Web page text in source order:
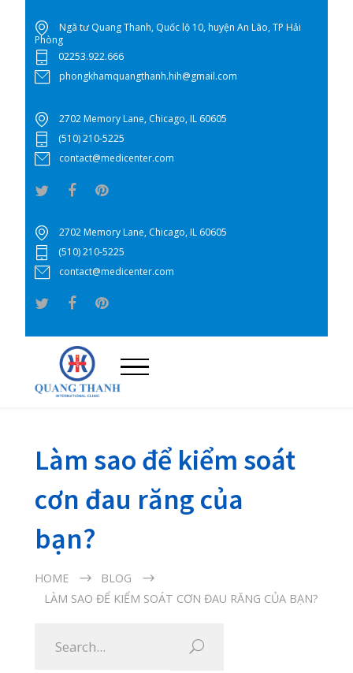
Ngã tư Quang Thanh, Quốc lộ 10, huyện An Lão, TP Hải
Phòng
02253.922.666
phongkhamquangthanh.hih@gmail.com
(510) 210-5225
2702 Memory Lane, Chicago, IL 60605
Làm sao để kiểm soát
bạn?
LÀM SAO ĐỂ KIỂM SOÁT CƠN ĐAU RĂNG CỦA BẠN?